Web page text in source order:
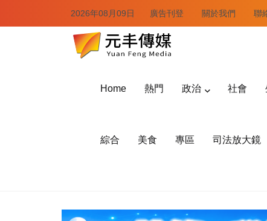
2026年08月09日 廣告刊登 關於我們 聯
Home 熱門 政治 社會
綜合 美食 專區 司法放大鏡